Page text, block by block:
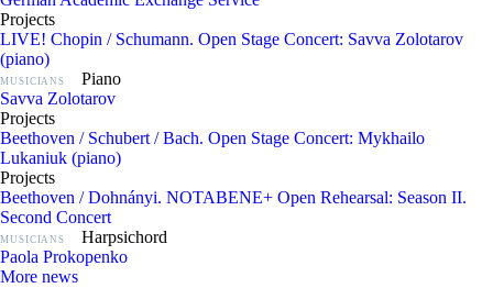
Projects
LIVE! Chopin / Schumann. Open Stage Concert: Savva Zolotarov
(piano)
MUSICIANS
Piano
Savva Zolotarov
Projects
Beethoven / Schubert / Bach. Open Stage Concert: Mykhailo
Lukaniuk (piano)
Projects
Beethoven / Dohnányi. NOTABENE+ Open Rehearsal: Season II.
Second Concert
MUSICIANS
Harpsichord
Paola Prokopenko
More news